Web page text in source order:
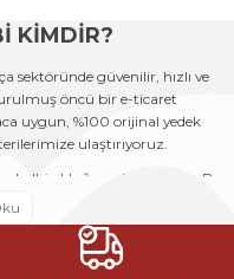
KİMDİR?
sektöründe güvenilir, hızlı ve
öncü bir e-ticaret
uygun, %100 orijinal yedek
ulaştırıyoruz.
kalbi olduğuna inanıyoruz. Bu
dönmesine katkı sağlayacak
ürün yelpazemiz, uzman
hem bireysel kullanıcıların
çözüm sunuyoruz.